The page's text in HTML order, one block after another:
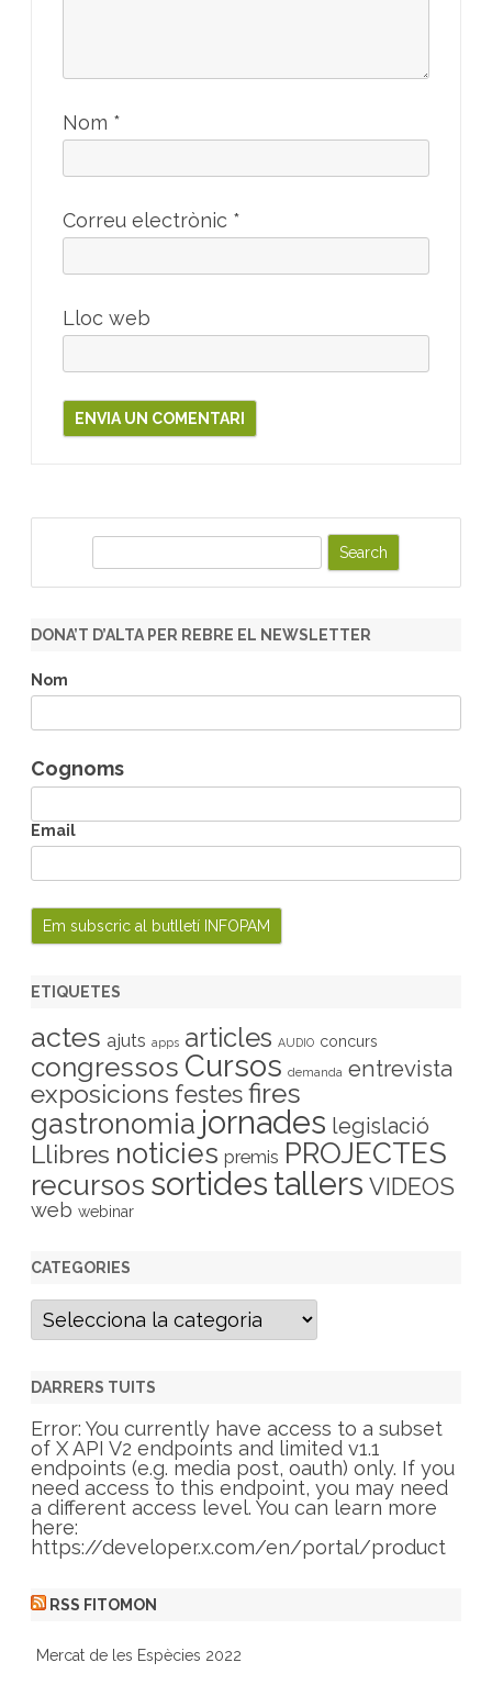
Nom *
Correu electrònic *
Lloc web
r
h
DONA’T D’ALTA PER REBRE EL NEWSLETTER
Nom
Cognoms
Email
ETIQUETES
actes ajuts apps articles AUDIO concurs
congressos Cursos demanda entrevista
exposicions festesfires
gastronomia jornades legislació
Llibres noticies premis PROJECTES
recursos sortides tallers VIDEOS
web webinar
CATEGORIES
C
t
g
r
i
e
s
DARRERS TUITS
Error: You currently have access to a subset
of X API V2 endpoints and limited v1.1
endpoints (e.g. media post, oauth) only. If you
need access to this endpoint, you may need
a different access level. You can learn more
here:
https://developer.x.com/en/portal/product
RSS FITOMON
Mercat de les Espècies 2022